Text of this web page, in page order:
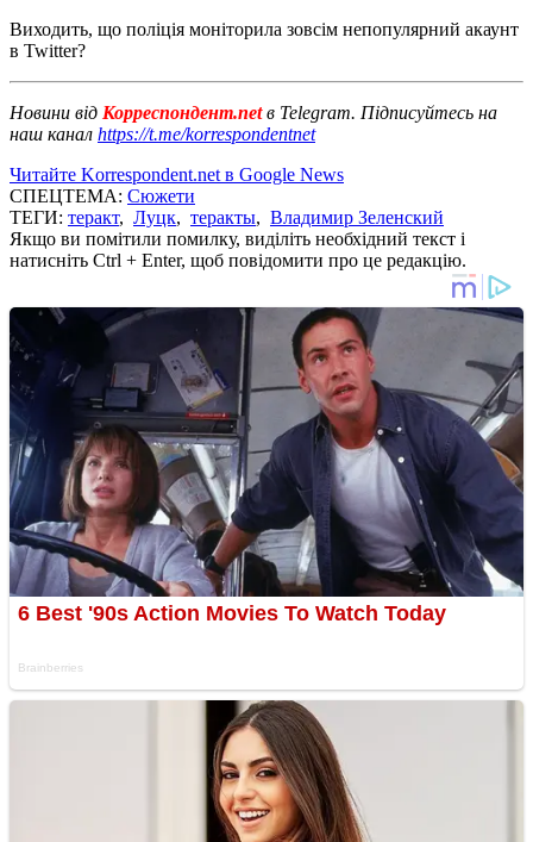
Виходить, що поліція моніторила зовсім непопулярний акаунт
в Twitter?
Новини від Корреспондент.netв Telegram. Підписуйтесь на
наш канал https://t.me/korrespondentnet
Читайте Korrespondent.net в Google News
СПЕЦТЕМА: Сюжети
ТЕГИ: теракт, Луцк, теракты, Владимир Зеленский
Якщо ви помітили помилку, виділіть необхідний текст і
натисніть Ctrl + Enter, щоб повідомити про це редакцію.